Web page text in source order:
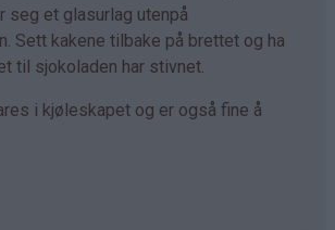
seg et glasurlag utenpå
Sett kakene tilbake på brettet og ha
til sjokoladen har stivnet.
i kjøleskapet og er også fine å